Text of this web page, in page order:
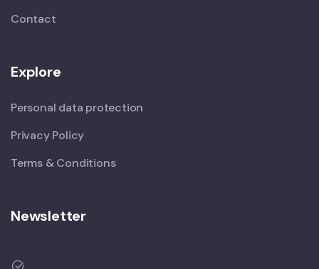
Contact
Explore
Personal data protection
Privacy Policy
Terms & Conditions
Newsletter